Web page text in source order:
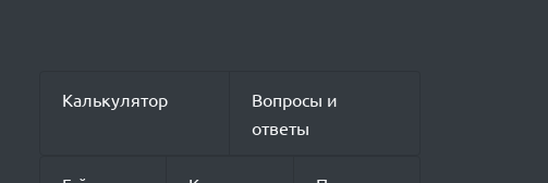
Калькулятор
Вопросы и
ответы